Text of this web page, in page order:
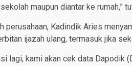
maupun diantar ke rumah,”
perusahaan, Kadindik Aries
ijazah ulang, termasuk jika
lagi, kami akan cek data Dapodik